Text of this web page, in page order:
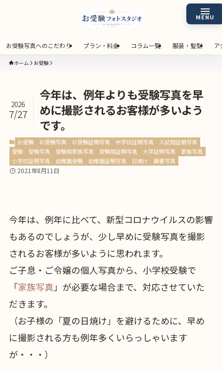
お受験写真へのこだわり プラン・料金 コラム一覧 服装・髪型 ア
ホーム お受験
今年は、例年よりも受験写真を早
めに撮影されるお客様が多いよう
です。
2026
7/27
お受験 お受験写真 お受験証明写真 中学校証明写真
入試用証明写真
受験
受験写真 受験用家族写真 受験用証明写真 大学証明写真
家族写真
小学校証明写真
幼稚園受験 幼稚園証明写真 日焼け 願書写真
2021年8月11日
今年は、例年に比べて、新型コロナウイルスの影響
もあるのでしょうが、少し早めに受験写真を撮影
されるお客様が多いように思われます。
ご子息・ご令嬢の個人写真から、小学校受験で
「家族写真 」が必要な場合まで、対応させていた
だきます。
（お子様の「夏の日焼け」を避けるために、早め
に撮影される方も例年多くいらっしゃいます
が・・・）